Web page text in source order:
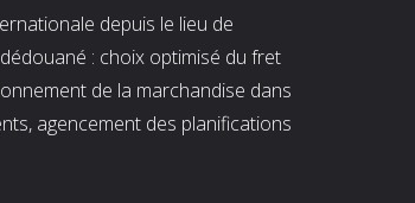
depuis le lieu de
: choix optimisé du fret
de la marchandise dans
agencement des planifications